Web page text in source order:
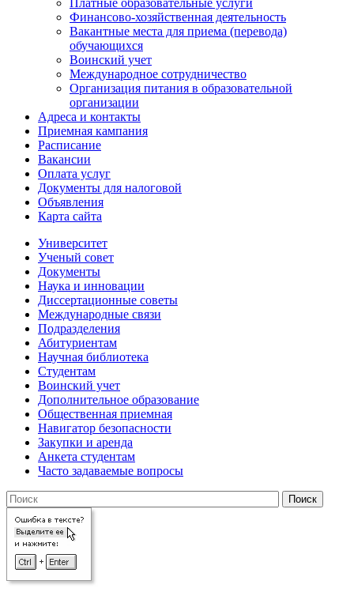
Платные образовательные услуги
Финансово-хозяйственная деятельность
Вакантные места для приема (перевода)
обучающихся
Воинский учет
Международное сотрудничество
Организация питания в образовательной
организации
Адреса и контакты
Приемная кампания
Расписание
Вакансии
Оплата услуг
Документы для налоговой
Объявления
Карта сайта
Университет
Ученый совет
Документы
Наука и инновации
Диссертационные советы
Международные связи
Подразделения
Абитуриентам
Научная библиотека
Студентам
Воинский учет
Дополнительное образование
Общественная приемная
Навигатор безопасности
Закупки и аренда
Анкета студентам
Часто задаваемые вопросы